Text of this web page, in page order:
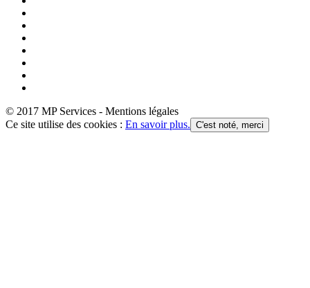
© 2017 MP Services - Mentions légales
Ce site utilise des cookies : En savoir plus. C'est noté, merci